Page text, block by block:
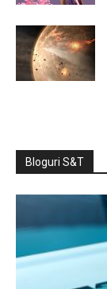
Bloguri S&T